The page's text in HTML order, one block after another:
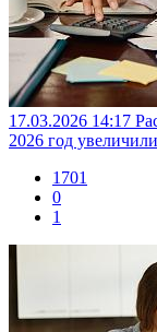
17.03.2026 14:17
2026 год
1701
0
1